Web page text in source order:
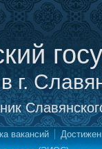
г.
вакансий